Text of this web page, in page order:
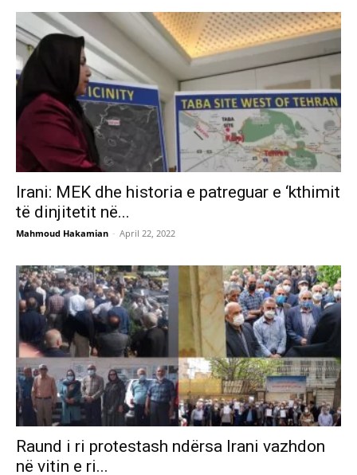
Irani: MEK dhe historia e patreguar e ‘kthimit
të dinjitetit në...
Mahmoud Hakamian - April 22, 2022
Raund i ri protestash ndërsa Irani vazhdon
në vitin e ri...